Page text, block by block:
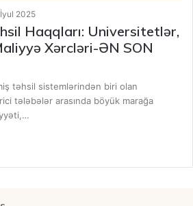
2025
Haqqları: Universitetlər,
Xərcləri-ƏN SON
təhsil sistemlərindən biri olan
tələbələr arasında böyük marağa